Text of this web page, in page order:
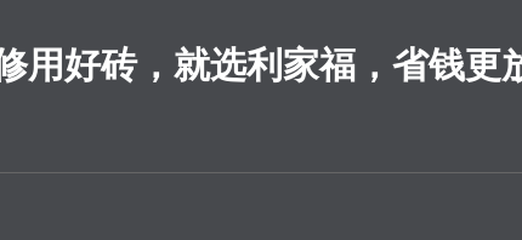
用好砖，就选利家福，省钱更